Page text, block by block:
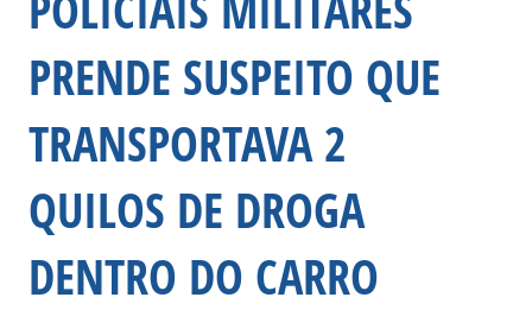
PRENDE SUSPEITO QUE
TRANSPORTAVA 2
QUILOS DE DROGA
DENTRO DO CARRO